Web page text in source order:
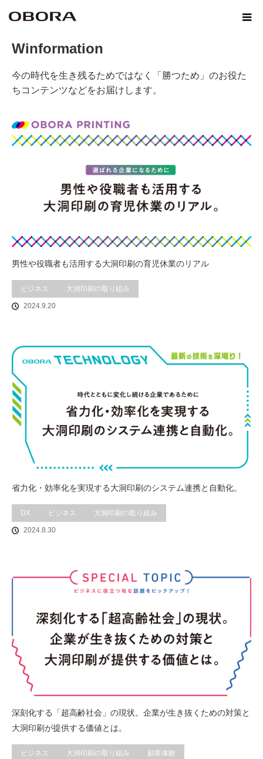
Winformation
Winformation
今の時代を生き残るためではなく「勝つため」のお役た
ちコンテンツなどをお届けします。
男性や役職者も活用する大洞印刷の育児休業のリアル
ビジネス 大洞印刷の取り組み
2024.9.20
省力化・効率化を実現する大洞印刷のシステム連携と自動化。
DX ビジネス 大洞印刷の取り組み
2024.8.30
深刻化する「超高齢社会」の現状。企業が生き抜くための対策と
大洞印刷が提供する価値とは。
ビジネス 大洞印刷の取り組み 顧客体験